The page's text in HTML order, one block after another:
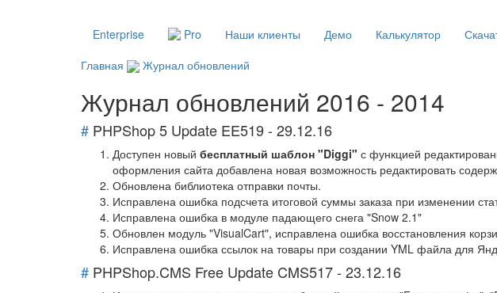
Enterprise Pro Наши клиенты Демо Калькулятор
Главная
Журнал обновлений
Журнал обновлений 2016 - 2014
# PHPShop 5 Update EE519 - 29.12.16
Доступен новый бесплатный шаблон "Diggi" с функцией
оформления сайта добавлена новая возможность редактировать
Обновлена библиотека отправки почты.
Исправлена ошибка подсчета итоговой суммы заказа при изменении
Исправлена ошибка в модуле падающего снега "Snow 2.1"
Обновлен модуль "VisualCart", исправлена ошибка восстановления
Исправлена ошибка ссылок на товары при создании YML файла для
# PHPShop.CMS Free Update CMS517 - 23.12.16